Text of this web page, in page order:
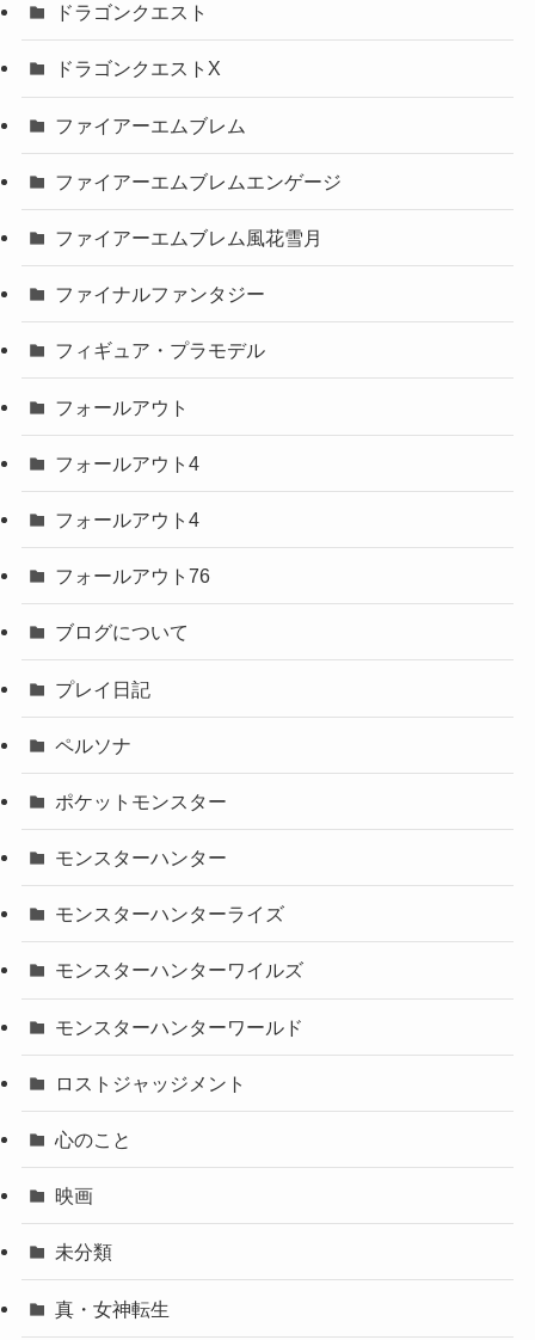
ドラゴンクエスト
ドラゴンクエストX
ファイアーエムブレム
ファイアーエムブレムエンゲージ
ファイアーエムブレム風花雪月
ファイナルファンタジー
フィギュア・プラモデル
フォールアウト
フォールアウト4
フォールアウト4
フォールアウト76
ブログについて
プレイ日記
ペルソナ
ポケットモンスター
モンスターハンター
モンスターハンターライズ
モンスターハンターワイルズ
モンスターハンターワールド
ロストジャッジメント
心のこと
映画
未分類
真・女神転生